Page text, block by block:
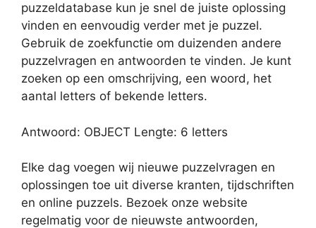
puzzeldatabase kun je snel de juiste oplossing
vinden en eenvoudig verder met je puzzel.
Gebruik de zoekfunctie om duizenden andere
puzzelvragen en antwoorden te vinden. Je kunt
zoeken op een omschrijving, een woord, het
aantal letters of bekende letters.
Antwoord: OBJECT Lengte: 6 letters
Elke dag voegen wij nieuwe puzzelvragen en
oplossingen toe uit diverse kranten, tijdschriften
en online puzzels. Bezoek onze website
regelmatig voor de nieuwste antwoorden,